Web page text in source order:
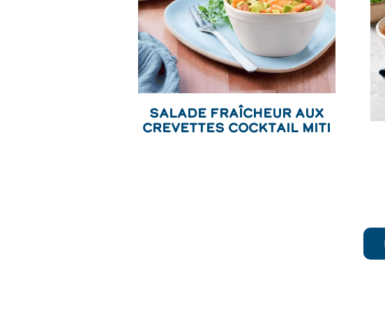
Salade Fraîcheur aux
Crevettes Cocktail Miti